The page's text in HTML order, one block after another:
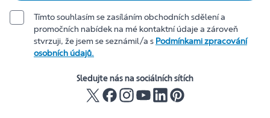
Tímto souhlasím se zasíláním obchodních sdělení a
promočních nabídek na mé kontaktní údaje a zároveň
stvrzuji, že jsem se seznámil/a s Podmínkami zpracování
osobních údajů.
Sledujte nás na sociálních sítích